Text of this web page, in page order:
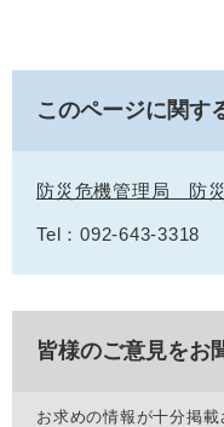
このページに関す
防災危機管理局 防
Tel：092-643-3318
皆様のご意見をお
お求めの情報が十分掲載